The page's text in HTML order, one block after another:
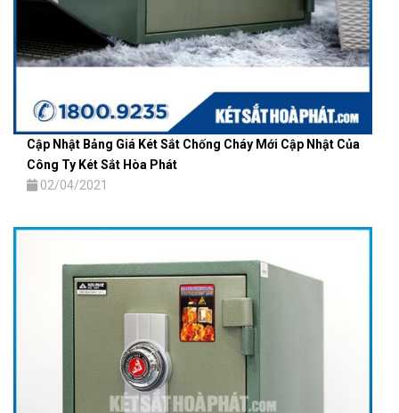
Cập Nhật Bảng Giá Két Sắt Chống Cháy Mới Cập Nhật Của
Công Ty Két Sắt Hòa Phát
02/04/2021